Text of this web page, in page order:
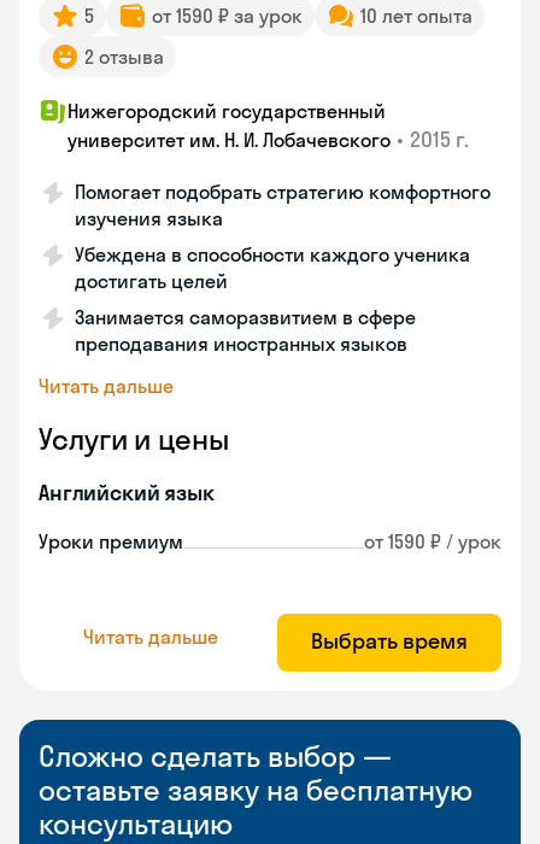
5 от 1590 ₽ за урок
10 лет опыта
2 отзыва
Нижегородский государственный
университет им. Н. И. Лобачевского • 2015 г.
Помогает подобрать стратегию комфортного
изучения языка
Убеждена в способности каждого ученика
достигать целей
Занимается саморазвитием в сфере
преподавания иностранных языков
Читать дальше
Услуги и цены
Английский язык
Уроки премиум от 1590 ₽ / урок
Читать дальше Выбрать время
Сложно сделать выбор —
оставьте заявку на бесплатную
консультацию